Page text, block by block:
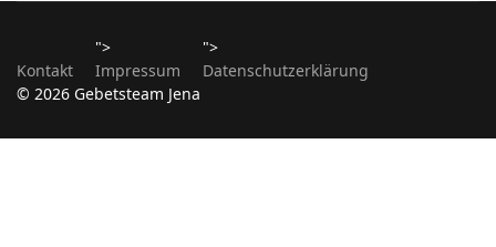
Kontakt
">
Impressum
">
Datenschutzerklärung
© 2026 Gebetsteam Jena